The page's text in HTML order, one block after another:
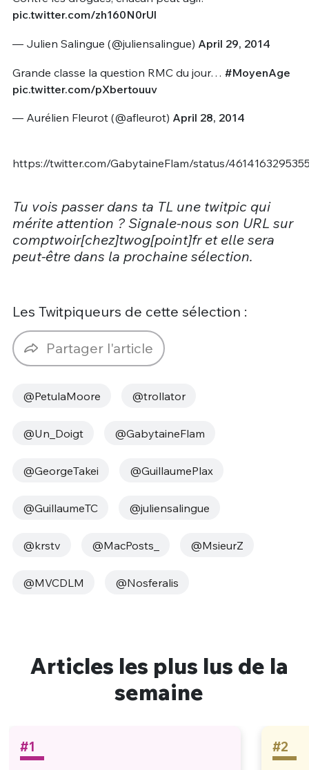
pic.twitter.com/zh160N0rUl
— Julien Salingue (@juliensalingue) April 29, 2014
Grande classe la question RMC du jour… #MoyenAge
pic.twitter.com/pXbertouuv
— Aurélien Fleurot (@afleurot) April 28, 2014
https://twitter.com/GabytaineFlam/status/
Tu vois passer dans ta TL une twitpic qui
mérite attention ? Signale-nous son URL sur
comptwoir[chez]twog[point]fr et elle sera
peut-être dans la prochaine sélection.
Les Twitpiqueurs de cette sélection :
Partager l'article
@PetulaMoore @trollator
@Un_Doigt @GabytaineFlam
@GeorgeTakei @GuillaumePlax
@GuillaumeTC @juliensalingue
@krstv @MacPosts_ @MsieurZ
@MVCDLM @Nosferalis
Articles les plus lus de la
semaine
#1 #2